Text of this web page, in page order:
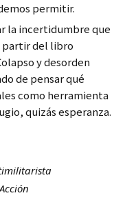
permitir.
la incertidumbre que
partir del libro
y desorden
de pensar qué
como herramienta
quizás esperanza.